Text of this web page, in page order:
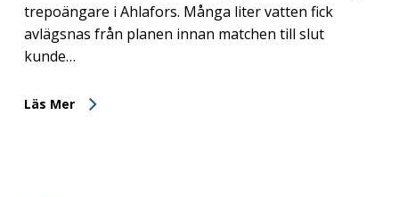
trepoängare i Ahlafors. Många liter vatten fick
avlägsnas från planen innan matchen till slut
kunde…
Läs Mer